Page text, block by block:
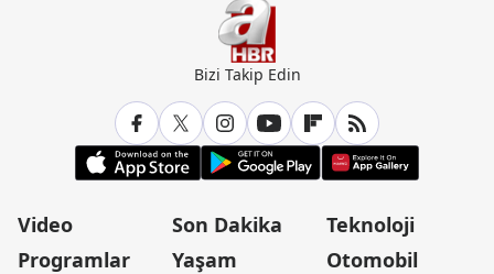
Bizi Takip Edin
Video
Programlar
Son Dakika
Yaşam
Teknoloji
Otomobil